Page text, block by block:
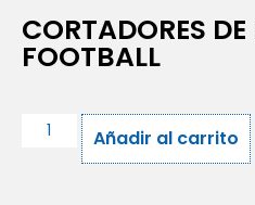
CORTADORES
FOOTBALL
Añadir al carrito